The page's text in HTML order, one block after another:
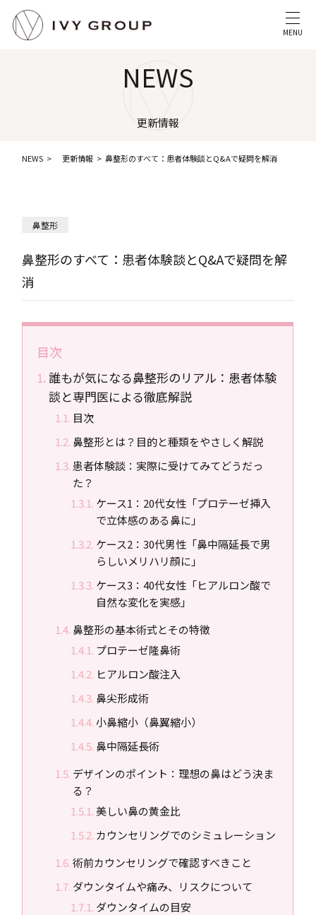
MENU
NEWS
更新情報
NEWS 更新情報 鼻整形のすべて：患者体験談とQ&Aで疑問を解消
鼻整形
鼻整形のすべて：患者体験談とQ&Aで疑問を解
消
目次
誰もが気になる鼻整形のリアル：患者体験
談と専門医による徹底解説
目次
鼻整形とは？目的と種類をやさしく解説
患者体験談：実際に受けてみてどうだっ
た？
ケース1：20代女性「プロテーゼ挿入
で立体感のある鼻に」
ケース2：30代男性「鼻中隔延長で男
らしいメリハリ顔に」
ケース3：40代女性「ヒアルロン酸で
自然な変化を実感」
鼻整形の基本術式とその特徴
プロテーゼ隆鼻術
ヒアルロン酸注入
鼻尖形成術
小鼻縮小（鼻翼縮小）
鼻中隔延長術
デザインのポイント：理想の鼻はどう決ま
る？
美しい鼻の黄金比
カウンセリングでのシミュレーション
術前カウンセリングで確認すべきこと
ダウンタイムや痛み、リスクについて
ダウンタイムの目安